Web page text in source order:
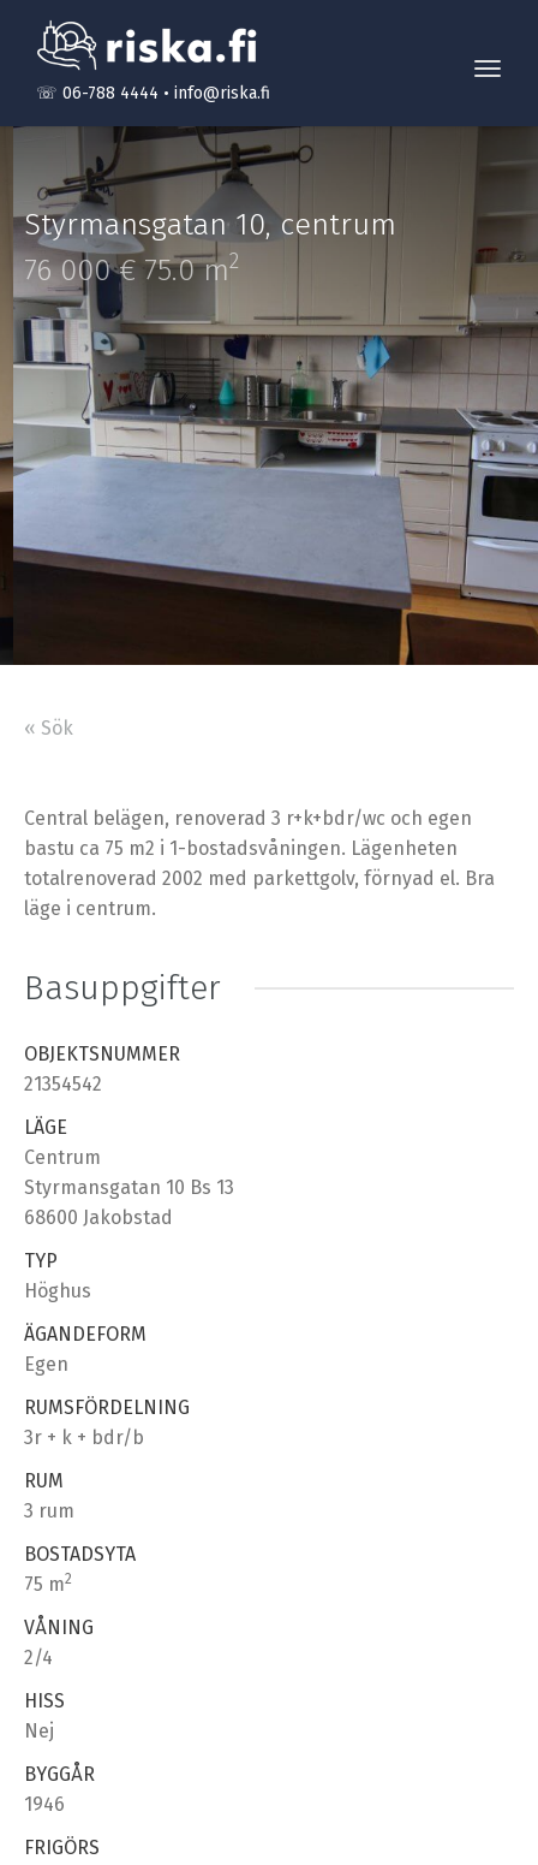
☏ 06-788 4444 • info@riska.fi
Styrmansgatan 10,centrum
76 000 € 75.0 m2
« Sök
Central belägen, renoverad 3 r+k+bdr/wc och egen
bastu ca 75 m2 i 1-bostadsvåningen. Lägenheten
totalrenoverad 2002 med parkettgolv, förnyad el. Bra
läge i centrum.
Basuppgifter
OBJEKTSNUMMER
21354542
LÄGE
Centrum
Styrmansgatan 10 Bs 13
68600 Jakobstad
TYP
Höghus
ÄGANDEFORM
Egen
RUMSFÖRDELNING
3r + k + bdr/b
RUM
3 rum
BOSTADSYTA
75 m2
VÅNING
2/4
HISS
Nej
BYGGÅR
1946
FRIGÖRS